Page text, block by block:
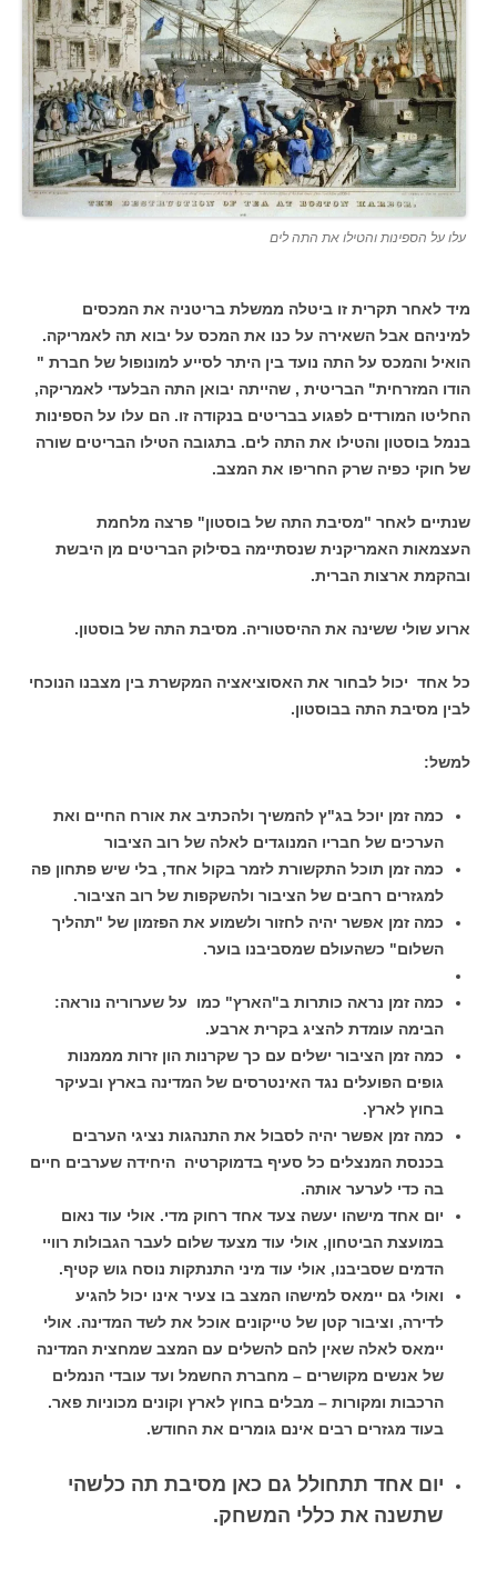
עלו על הספינות והטילו את התה לים
מיד לאחר תקרית זו ביטלה ממשלת בריטניה את המכסים
למיניהם אבל השאירה על כנו את המכס על יבוא תה לאמריקה.
הואיל והמכס על התה נועד בין היתר לסייע למונופול של חברת "
הודו המזרחית" הבריטית , שהייתה יבואן התה הבלעדי לאמריקה,
החליטו המורדים לפגוע בבריטים בנקודה זו. הם עלו על הספינות
בנמל בוסטון והטילו את התה לים. בתגובה הטילו הבריטים שורה
של חוקי כפיה שרק החריפו את המצב.
שנתיים לאחר "מסיבת התה של בוסטון" פרצה מלחמת
העצמאות האמריקנית שנסתיימה בסילוק הבריטים מן היבשת
ובהקמת ארצות הברית.
ארוע שולי ששינה את ההיסטוריה. מסיבת התה של בוסטון.
כל אחד יכול לבחור את האסוציאציה המקשרת בין מצבנו הנוכחי
לבין מסיבת התה בבוסטון.
למשל:
כמה זמן יוכל בג"ץ להמשיך ולהכתיב את אורח החיים ואת
הערכים של חבריו המנוגדים לאלה של רוב הציבור
כמה זמן תוכל התקשורת לזמר בקול אחד, בלי שיש פתחון פה
למגזרים רחבים של הציבור ולהשקפות של רוב הציבור.
כמה זמן אפשר יהיה לחזור ולשמוע את הפזמון של "תהליך
השלום" כשהעולם שמסביבנו בוער.
כמה זמן נראה כותרות ב"הארץ" כמו על שערוריה נוראה:
הבימה עומדת להציג בקרית ארבע.
כמה זמן הציבור ישלים עם כך שקרנות הון זרות מממנות
גופים הפועלים נגד האינטרסים של המדינה בארץ ובעיקר
בחוץ לארץ.
כמה זמן אפשר יהיה לסבול את התנהגות נציגי הערבים
בכנסת המנצלים כל סעיף בדמוקרטיה היחידה שערבים חיים
בה כדי לערער אותה.
יום אחד מישהו יעשה צעד אחד רחוק מדי. אולי עוד נאום
במועצת הביטחון, אולי עוד מצעד שלום לעבר הגבולות רוויי
הדמים שסביבנו, אולי עוד מיני התנתקות נוסח גוש קטיף.
ואולי גם יימאס למישהו המצב בו צעיר אינו יכול להגיע
לדירה, וציבור קטן של טייקונים אוכל את לשד המדינה. אולי
יימאס לאלה שאין להם להשלים עם המצב שמחצית המדינה
של אנשים מקושרים – מחברת החשמל ועד עובדי הנמלים
הרכבות ומקורות – מבלים בחוץ לארץ וקונים מכוניות פאר.
בעוד מגזרים רבים אינם גומרים את החודש.
יום אחד תתחולל גם כאן מסיבת תה כלשהי
שתשנה את כללי המשחק.